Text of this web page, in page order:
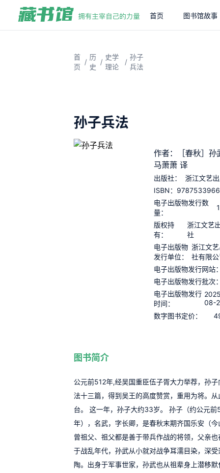
首页 图书馆故事
首
页
/
历
史
/
史学
理论
/
孙子
兵法
孙子兵法
作者：［春秋］孙
马萧萧 译
出版社：
浙江文艺
ISBN：
电子出版物发行数
量：
版权持
有：
浙江文艺
社
电子出版物
发行单位：
浙江文
社有限
电子出版物发行网站
电子出版物发行批次
电子出版物发行
时间：
08-
数字图书定价：
图书简介
公元前512年,经吴国重臣伍子胥大力举荐，孙
法十三篇，得到吴王的高度赞赏，重用为将。
台。 这一年，孙子大约33岁。 孙子（约公元
年），名武，字长卿，是春秋末期齐国乐安（
曾祖父、祖父都是善于带兵作战的将领，父亲
于战乱年代，孙武从小就对战争耳濡目染，深
陶。出身于军事世家，孙武也从祖辈身上潜移